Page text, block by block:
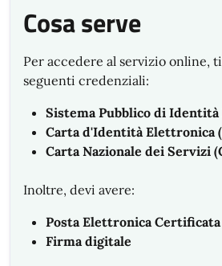
Cosa serve
Per accedere al servizio online,
seguenti credenziali:
Sistema Pubblico di Identità
Carta d'Identità Elettronica
Carta Nazionale dei Servizi
Inoltre, devi avere:
Posta Elettronica Certificata
Firma digitale